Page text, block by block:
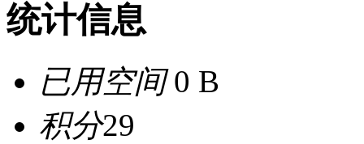
统计信息
已用空间0 B
积分29